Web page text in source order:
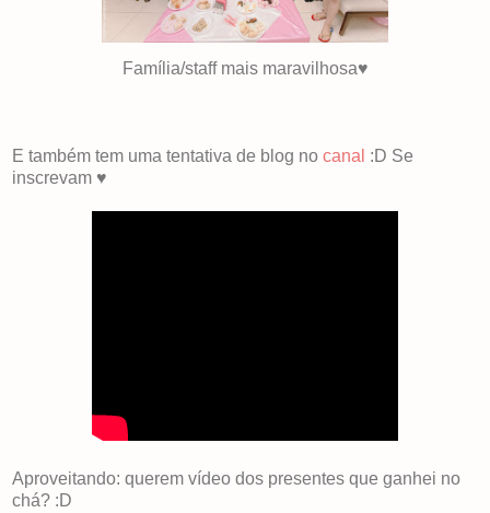
Família/staff mais maravilhosa♥
E também tem uma tentativa de blog no canal :D Se
inscrevam ♥
Aproveitando: querem vídeo dos presentes que ganhei no
chá? :D